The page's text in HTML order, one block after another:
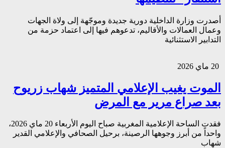
أصدرت وزارة الداخلية دورية جديدة وموجّهة إلى ولاة الجهات
وعمال العمالات والأقاليم، تدعوهم فيها إلى اعتماد حزمة من
التدابير الاستثنائية
الموت يغيب الإعلامي المتميز شهاب زريوح
بعد صراع مرير مع المرض
فقدت الساحة الإعلامية المغربية صباح اليوم الأربعاء 20 ماي 2026،
واحداً من أبرز وجوهها الرصينة، برحيل الصحافي والإعلامي القدير
شهاب